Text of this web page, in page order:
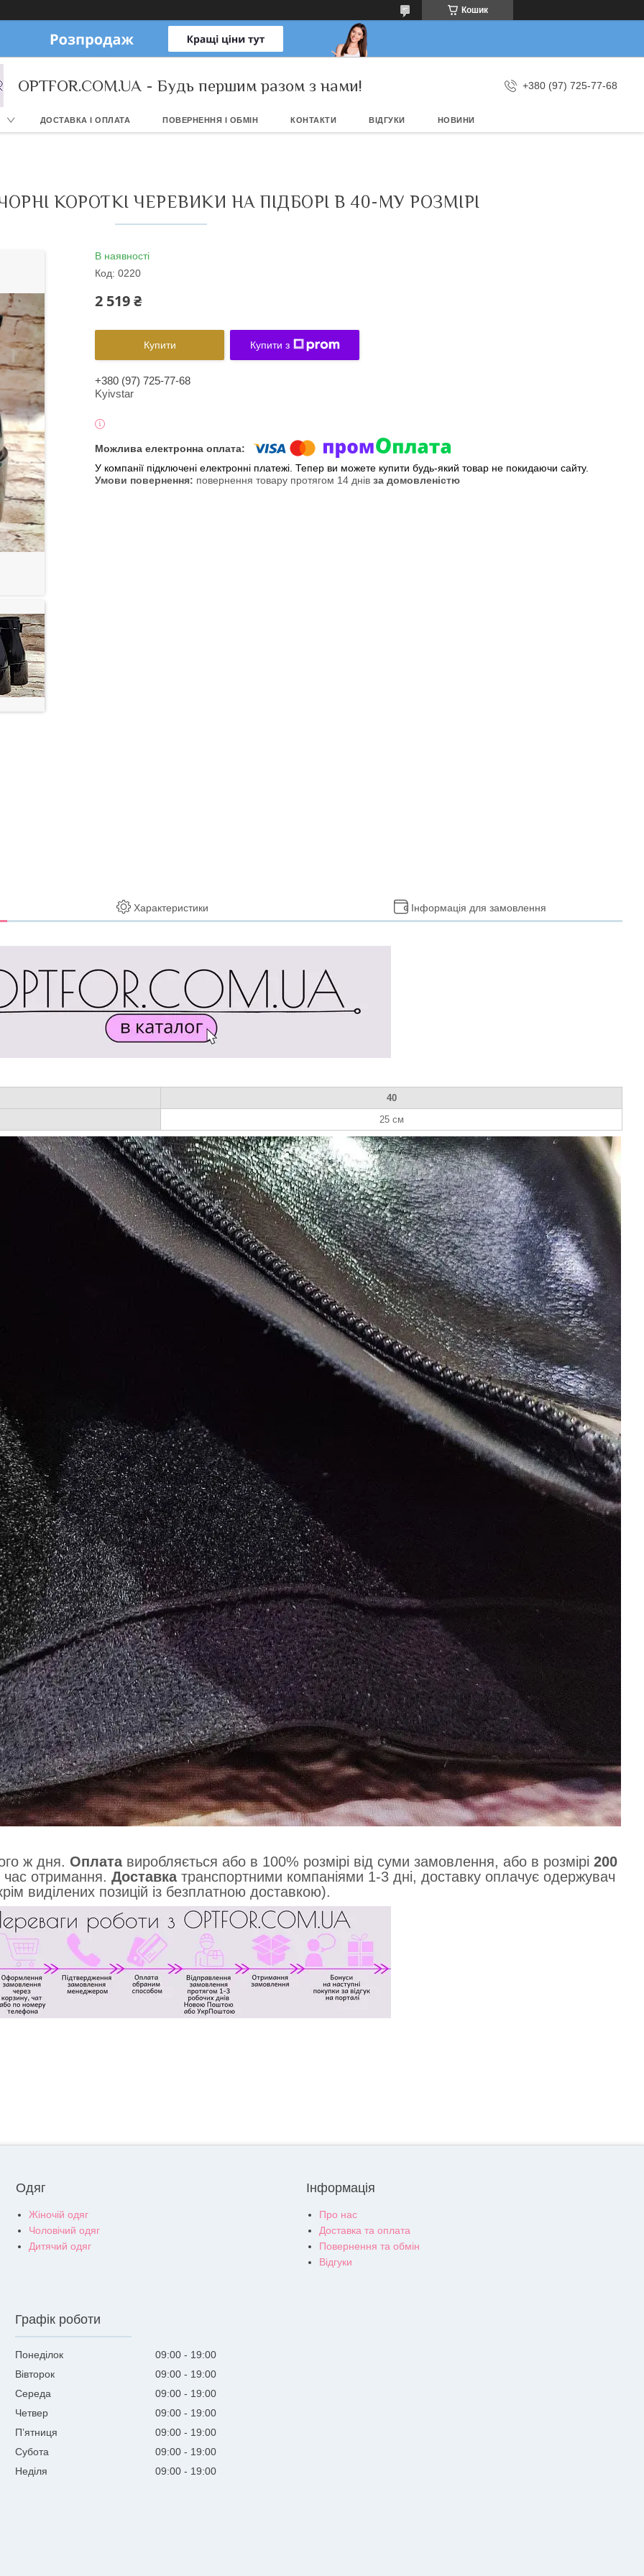
Кошик
OPTFOR.COM.UA - Будь першим разом з нами! +380 (97) 725-77-68
ДОСТАВКА І ОПЛАТА ПОВЕРНЕННЯ І ОБМІН КОНТАКТИ ВІДГУКИ НОВИНИ
КОРОТКІ ЧЕРЕВИКИ НА ПІДБОРІ В 40-МУ РОЗМІРІ
В наявності
Код: 0220
2 519 ₴
Купити Купити з
+380 (97) 725-77-68
Kyivstar
У компанії підключені електронні платежі. Тепер ви можете купити будь-який товар не покидаючи сайту.
повернення товару протягом 14 днів за домовленістю
Характеристики Інформація для замовлення
40
25 см
ж дня. Оплатавиробляється або в 100% розмірі від суми замовлення, або в розмірі 200
отримання. Доставкатранспортними компаніями 1-3 дні, доставку оплачує одержувач
виділених позицій із безплатною доставкою).
Одяг
Жіночій одяг
Чоловічий одяг
Дитячий одяг
Інформація
Про нас
Доставка та оплата
Повернення та обмін
Відгуки
Графік роботи
Понеділок 09:00
19:00
Вівторок
09:00
19:00
Середа
09:00
19:00
Четвер
09:00
19:00
Пʼятниця
09:00
19:00
Субота
09:00
19:00
Неділя
09:00 19:00